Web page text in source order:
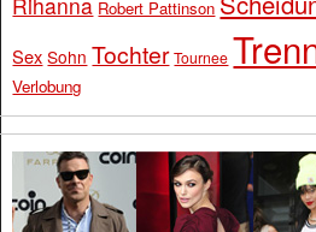
Robert Pattinson
Sex Sohn Tochter Tournee
Verlobung